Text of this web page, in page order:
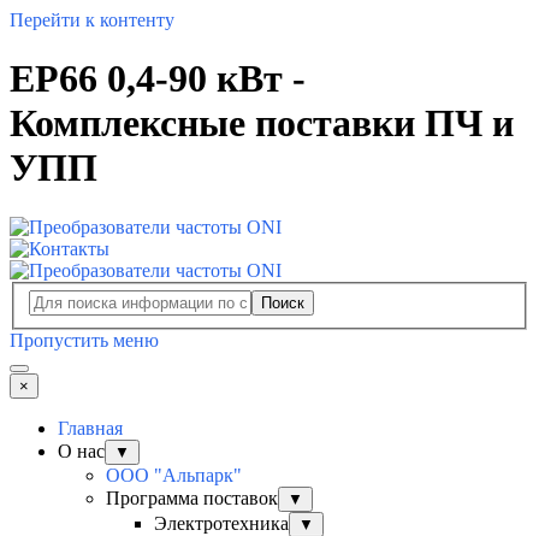
Перейти к контенту
EP66 0,4-90 кВт -
Комплексные поставки ПЧ и
УПП
Поиск
Пропустить меню
×
Главная
О нас
▼
ООО "Альпарк"
Программа поставок
▼
Электротехника ▼